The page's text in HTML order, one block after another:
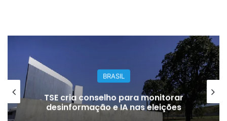
BRASIL
TSE cria conselho para monitorar
desinformação e IA nas eleições